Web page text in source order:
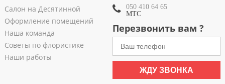
Салон на Десятинной
Оформление помещений
Наша команда
Советы по флористике
Наши работы
050 410 64 65
МТС
Перезвонить вам ?
ЖДУ ЗВОНКА